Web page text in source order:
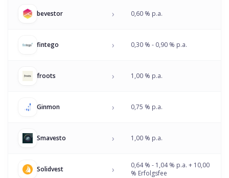
bevestor › 0,60 % p.a.
fintego › 0,30 % - 0,90 % p.a.
froots › 1,00 % p.a.
Ginmon › 0,75 % p.a.
Smavesto › 1,00 % p.a.
Solidvest ›
0,64 % - 1,04 % p.a. + 10,00
% Erfolgsfee